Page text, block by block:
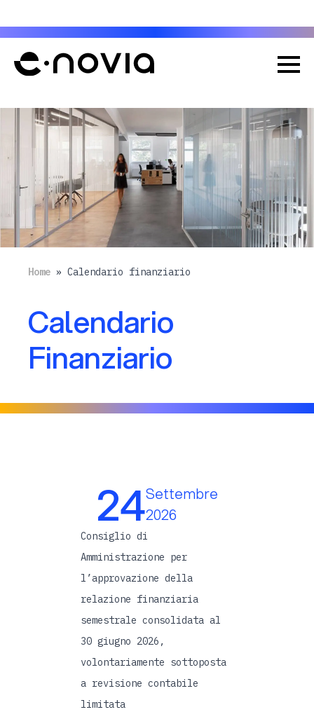
Home » Calendario finanziario
Calendario
Finanziario
24Settembre
2026
Consiglio di
Amministrazione per
l’approvazione della
relazione finanziaria
semestrale consolidata al
30 giugno 2026,
volontariamente sottoposta
a revisione contabile
limitata